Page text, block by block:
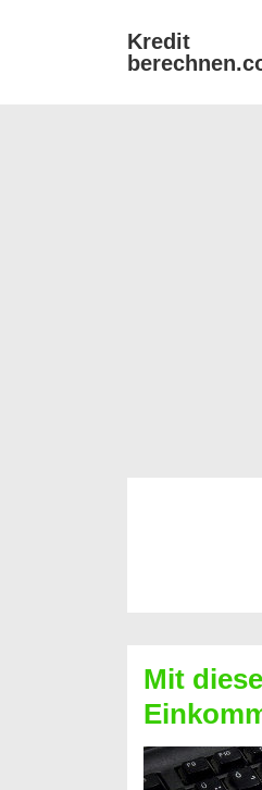
Kredit
Mit